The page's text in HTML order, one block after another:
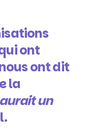
ont
ont dit
la
aurait un